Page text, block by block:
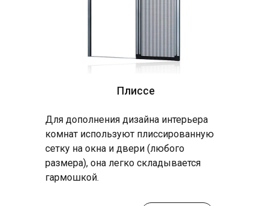
Плиссе
Для дополнения дизайна интерьера
комнат используют плиссированную
сетку на окна и двери (любого
размера), она легко складывается
гармошкой.